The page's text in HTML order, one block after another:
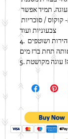
דקה-במרחק קטן מהעוגה. תמיד אפשר
צבעוניות ועוד
4. מרימים את השבלונה בזהירות ושוטפים
תחת ברז מים